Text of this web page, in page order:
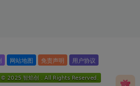
网站地图 免责声明 用户协议